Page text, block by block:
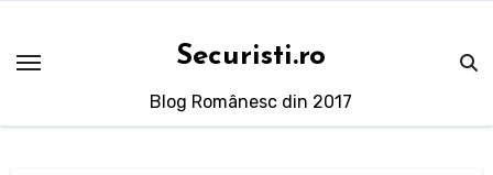
conținut
Securisti.ro
Blog Românesc din 2017